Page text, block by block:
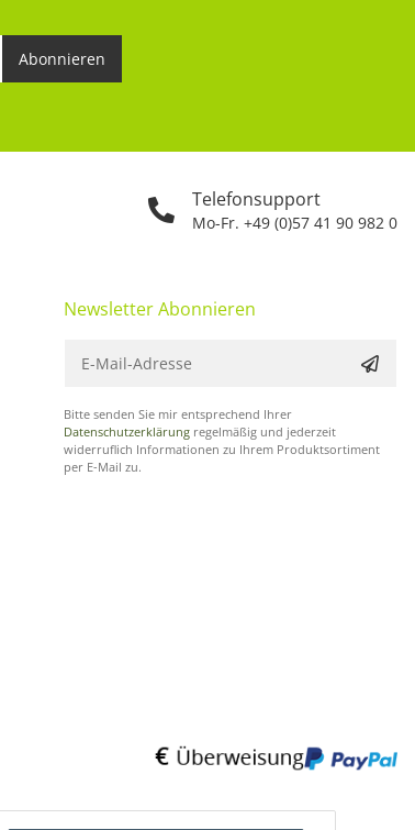
Telefonsupport
Mo-Fr. +49 (0)57 41 90 982 0
Abonnieren
Newsletter Abonnieren
Bitte senden Sie mir entsprechend Ihrer
Datenschutzerklärung regelmäßig und jederzeit
widerruflich Informationen zu Ihrem Produktsortiment
per E-Mail zu.